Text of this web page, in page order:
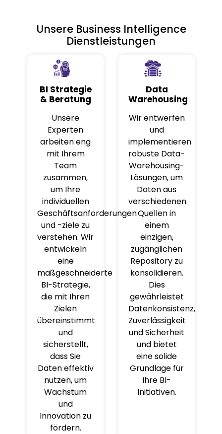
Unsere Business Intelligence
Dienstleistungen
BI Strategie
& Beratung
Unsere
Experten
arbeiten eng
mit Ihrem
Team
zusammen,
um Ihre
individuellen
Geschäftsanforderungen
und -ziele zu
verstehen. Wir
entwickeln
eine
maßgeschneiderte
BI-Strategie,
die mit Ihren
Zielen
übereinstimmt
und
sicherstellt,
dass Sie
Daten effektiv
nutzen, um
Wachstum
und
Innovation zu
fördern.
Data
Warehousing
Wir entwerfen
und
implementieren
robuste Data-
Warehousing-
Lösungen, um
Daten aus
verschiedenen
Quellen in
einem
einzigen,
zugänglichen
Repository zu
konsolidieren.
Dies
gewährleistet
Datenkonsistenz,
Zuverlässigkeit
und Sicherheit
und bietet
eine solide
Grundlage für
Ihre BI-
Initiativen.